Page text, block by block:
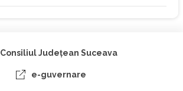
Consiliul Judeţean Suceava
e-guvernare